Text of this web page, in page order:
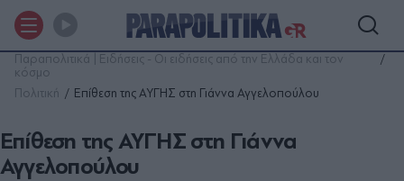
Παραπολιτικά | Ειδήσεις - Οι ειδήσεις από την Ελλάδα και τον
κόσμο
Πολιτική
Επίθεση της ΑΥΓΗΣ στη Γιάννα Αγγελοπούλου
Επίθεση της ΑΥΓΗΣ στη Γιάννα
Αγγελοπούλου